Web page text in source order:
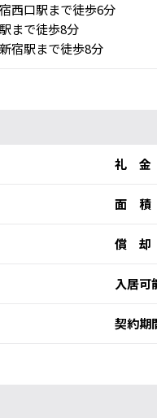
西口駅まで徒歩6分
まで徒歩8分
宿駅まで徒歩8分
礼 金
面 積
償 却
入居可
契約期